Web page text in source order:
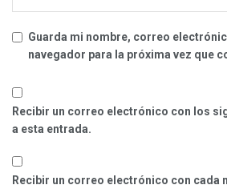
Guarda mi nombre, correo
navegador para la próxima vez que
Recibir un correo electrónico con los
a esta entrada.
Recibir un correo electrónico con cada